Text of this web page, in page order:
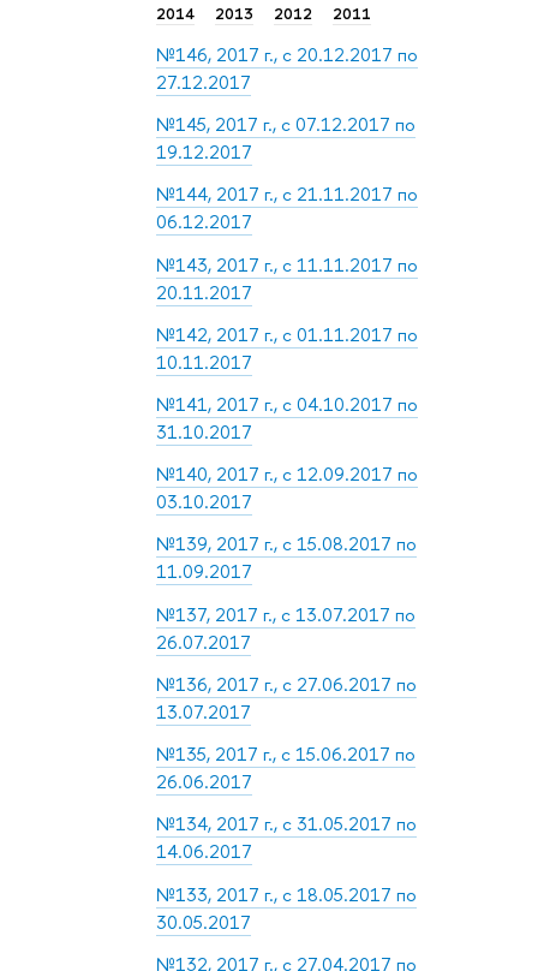
2014
2013 2012 2011
№146, 2017 г., с 20.12.2017 по
27.12.2017
№145, 2017 г., с 07.12.2017 по
19.12.2017
№144, 2017 г., с 21.11.2017 по
06.12.2017
№143, 2017 г., с 11.11.2017 по
20.11.2017
№142, 2017 г., с 01.11.2017 по
10.11.2017
№141, 2017 г., с 04.10.2017 по
31.10.2017
№140, 2017 г., с 12.09.2017 по
03.10.2017
№139, 2017 г., с 15.08.2017 по
11.09.2017
№137, 2017 г., с 13.07.2017 по
26.07.2017
№136, 2017 г., с 27.06.2017 по
13.07.2017
№135, 2017 г., с 15.06.2017 по
26.06.2017
№134, 2017 г., с 31.05.2017 по
14.06.2017
№133, 2017 г., с 18.05.2017 по
30.05.2017
№132, 2017 г., с 27.04.2017 по